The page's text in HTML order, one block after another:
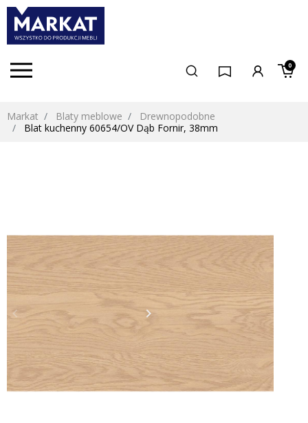
0
Markat Blaty meblowe
Drewnopodobne
Blat kuchenny 60654/OV Dąb Fornir, 38mm
Poprzedni
keyboard_arrow_left Następny
keyboard_arrow_right